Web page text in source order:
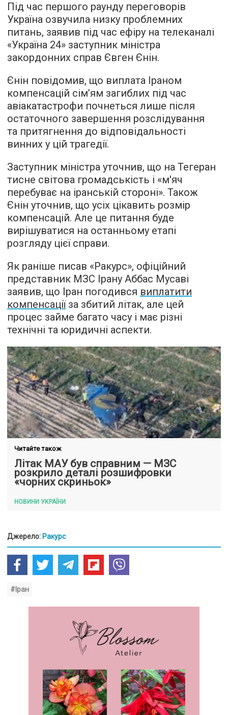
Під час першого раунду переговорів
Україна озвучила низку проблемних
питань, заявив під час ефіру на телеканалі
«Україна 24» заступник міністра
закордонних справ Євген Єнін.
Єнін повідомив, що виплата Іраном
компенсацій сім’ям загиблих під час
авіакатастрофи почнеться лише після
остаточного завершення розслідування
та притягнення до відповідальності
винних у цій трагедії.
Заступник міністра уточнив, що на Тегеран
тисне світова громадськість і «м'яч
перебуває на іранській стороні». Також
Єнін уточнив, що усіх цікавить розмір
компенсацій. Але це питання буде
вирішуватися на останньому етапі
розгляду цієї справи.
Як раніше писав «Ракурс», офіційний
представник МЗС Ірану Аббас Мусаві
заявив, що Іран погодився виплатити
компенсаціїза збитий літак, але цей
процес займе багато часу і має різні
технічні та юридичні аспекти.
Читайте також
Літак МАУ був справним — МЗС
розкрило деталі розшифровки
«чорних скриньок»
НОВИНИ УКРАЇНИ
Джерело: Ракурс
#Іран